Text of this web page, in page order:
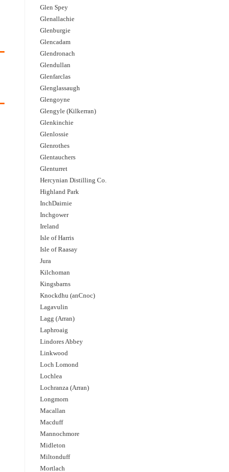
Glen Spey
Glenallachie
Glenburgie
Glencadam
Glendronach
Glendullan
Glenfarclas
Glenglassaugh
Glengoyne
Glengyle (Kilkerran)
Glenkinchie
Glenlossie
Glenrothes
Glentauchers
Glenturret
Hercynian Distilling Co.
Highland Park
InchDairnie
Inchgower
Ireland
Isle of Harris
Isle of Raasay
Jura
Kilchoman
Kingsbarns
Knockdhu (anCnoc)
Lagavulin
Lagg (Arran)
Laphroaig
Lindores Abbey
Linkwood
Loch Lomond
Lochlea
Lochranza (Arran)
Longmorn
Macallan
Macduff
Mannochmore
Midleton
Miltonduff
Mortlach